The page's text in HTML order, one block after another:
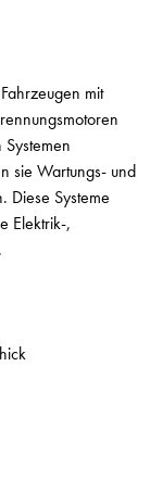
mit
sie Wartungs- und
Diese Systeme
Elektrik-,